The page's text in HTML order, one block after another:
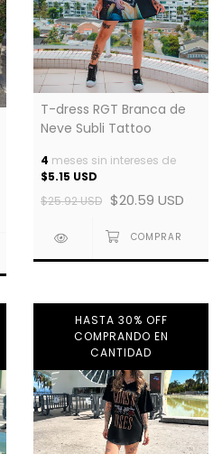
T-dress RGT Branca de
Neve Subli Tattoo
4 meses sin intereses de
$5.15 USD
$25.92 USD $20.59 USD
HASTA 30% OFF
COMPRANDO EN
CANTIDAD